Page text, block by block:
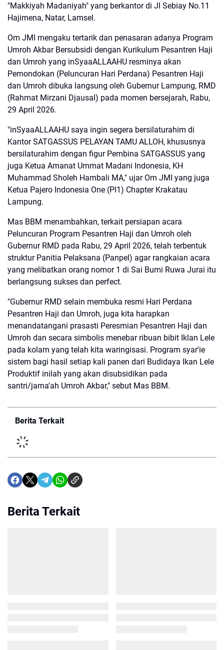
"Makkiyah Madaniyah" yang berkantor di Jl Sebiay No.11
Hajimena, Natar, Lamsel.
Om JMI mengaku tertarik dan penasaran adanya Program
Umroh Akbar Bersubsidi dengan Kurikulum Pesantren Haji
dan Umroh yang inSyaaALLAAHU resminya akan
Pemondokan (Peluncuran Hari Perdana) Pesantren Haji
dan Umroh dibuka langsung oleh Gubernur Lampung, RMD
(Rahmat Mirzani Djausal) pada momen bersejarah, Rabu,
29 April 2026.
"inSyaaALLAAHU saya ingin segera bersilaturahim di
Kantor SATGASSUS PELAYAN TAMU ALLOH, khususnya
bersilaturahim dengan figur Pembina SATGASSUS yang
juga Ketua Amanat Ummat Madani Indonesia, KH
Muhammad Sholeh Hambali MA," ujar Om JMI yang juga
Ketua Pajero Indonesia One (PI1) Chapter Krakatau
Lampung.
Mas BBM menambahkan, terkait persiapan acara
Peluncuran Program Pesantren Haji dan Umroh oleh
Gubernur RMD pada Rabu, 29 April 2026, telah terbentuk
struktur Panitia Pelaksana (Panpel) agar rangkaian acara
yang melibatkan orang nomor 1 di Sai Bumi Ruwa Jurai itu
berlangsung sukses dan perfect.
"Gubernur RMD selain membuka resmi Hari Perdana
Pesantren Haji dan Umroh, juga kita harapkan
menandatangani prasasti Peresmian Pesantren Haji dan
Umroh dan secara simbolis menebar ribuan bibit Iklan Lele
pada kolam yang telah kita waringisasi. Program syar'ie
sistem bagi hasil setiap kali panen dari Budidaya Ikan Lele
Produktif inilah yang akan disubsidikan pada
santri/jama'ah Umroh Akbar," sebut Mas BBM.
Berita Terkait
Berita Terkait